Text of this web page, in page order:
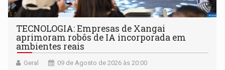
TECNOLOGIA: Empresas de Xangai
aprimoram robôs de IA incorporada em
ambientes reais
Geral 09 de Agosto de 2026 às 20:00